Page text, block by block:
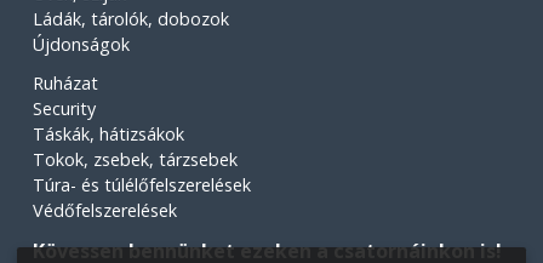
Ládák, tárolók, dobozok
Újdonságok
Ruházat
Security
Táskák, hátizsákok
Tokok, zsebek, tárzsebek
Túra- és túlélőfelszerelések
Védőfelszerelések
Kövessen bennünket ezeken a csatornáinkon is!